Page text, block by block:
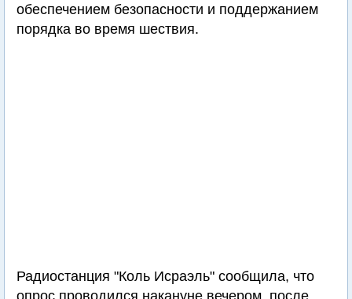
обеспечением безопасности и поддержанием
порядка во время шествия.
Радиостанция "Коль Исраэль" сообщила, что
опрос проводился накануне вечером, после